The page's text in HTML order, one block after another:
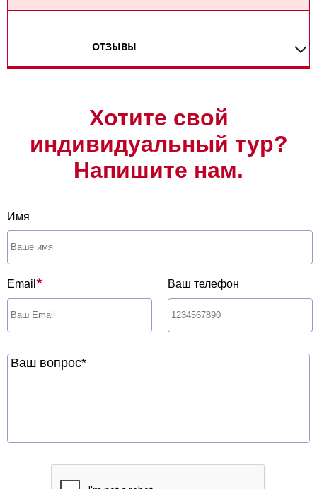
ОТЗЫВЫ
Хотите свой
индивидуальный тур?
Напишите нам.
Имя
Email * Ваш телефон